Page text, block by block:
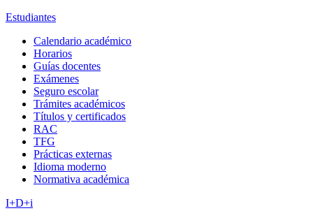
Estudiantes
Calendario académico
Horarios
Guías docentes
Exámenes
Seguro escolar
Trámites académicos
Títulos y certificados
RAC
TFG
Prácticas externas
Idioma moderno
Normativa académica
I+D+i